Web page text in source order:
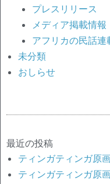
プレスリリース
メディア掲載情報
アフリカの民話
未分類
おしらせ
最近の投稿
ティンガティンガ原
ティンガティンガ原